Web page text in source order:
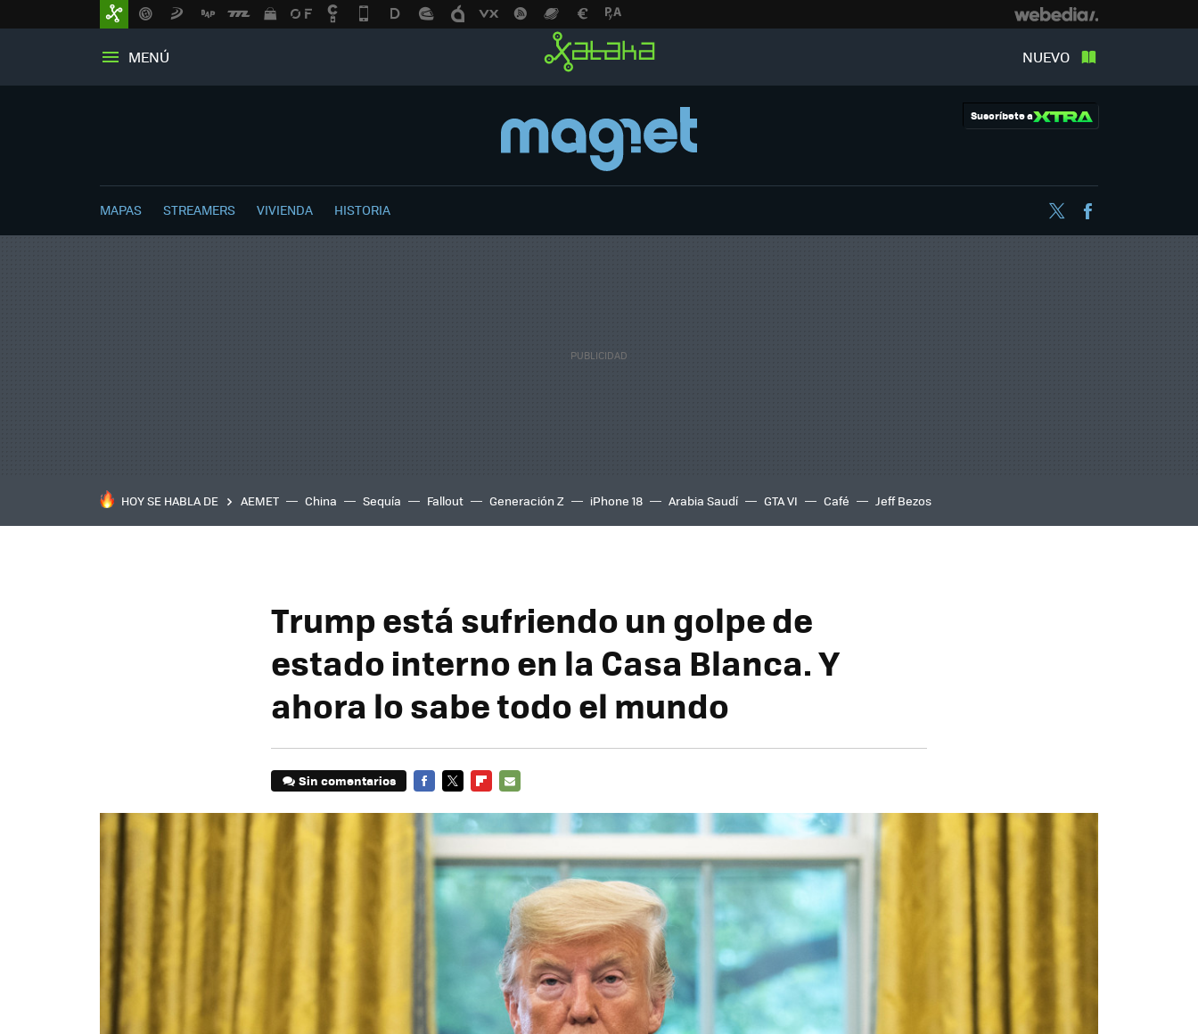
MENÚ NUEVO
Suscríbete a
MAPAS STREAMERS VIVIENDA HISTORIA Twitter
HOY SE HABLA DE AEMET China Sequía Fallout Generación Z iPhone 18 Arabia Saudí GTA VI Café Jeff Bezos
Trump está sufriendo un golpe de
estado interno en la Casa Blanca. Y
ahora lo sabe todo el mundo
Sin comentarios